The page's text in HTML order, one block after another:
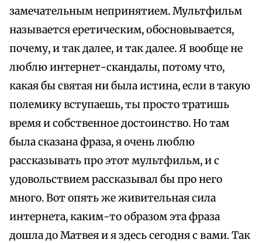
замечательным непринятием. Мультфильм
называется еретическим, обосновывается,
почему, и так далее, и так далее. Я вообще не
люблю интернет-скандалы, потому что,
какая бы святая ни была истина, если в такую
полемику вступаешь, ты просто тратишь
время и собственное достоинство. Но там
была сказана фраза, я очень люблю
рассказывать про этот мультфильм, и с
удовольствием рассказывал бы про него
много. Вот опять же живительная сила
интернета, каким-то образом эта фраза
дошла до Матвея и я здесь сегодня с вами. Так